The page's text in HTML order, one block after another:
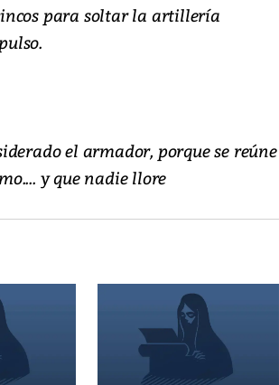
para soltar la artillería
el armador, porque se reúne
y que nadie llore